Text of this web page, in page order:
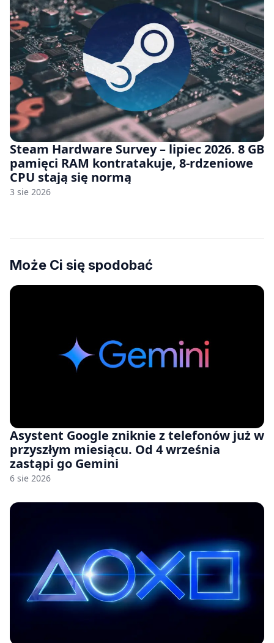
Steam Hardware Survey – lipiec 2026. 8 GB
pamięci RAM kontratakuje, 8-rdzeniowe
CPU stają się normą
3 sie 2026
Może Ci się spodobać
Asystent Google zniknie z telefonów już w
przyszłym miesiącu. Od 4 września
zastąpi go Gemini
6 sie 2026